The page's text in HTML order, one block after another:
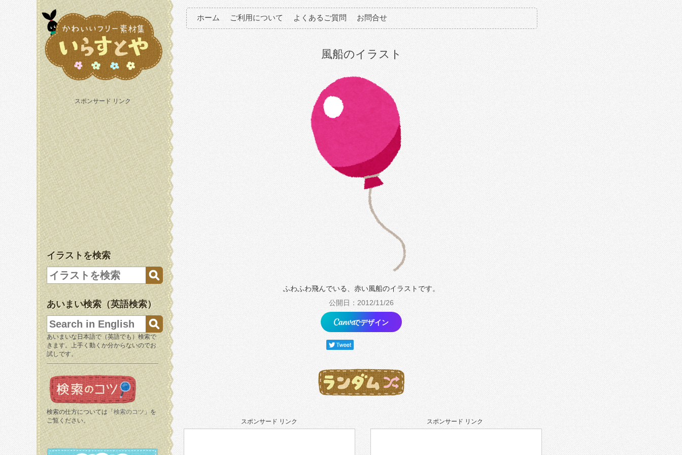
スポンサード リンク
イラストを検索
あいまい検索（英語検索）
あいまいな日本語で（英語でも）検索で
きます。上手く動くか分からないのでお
試しです。
検索の仕方については「 検索のコツ 」を
ご覧ください。
ホーム ご利用について よくあるご質問 お問合せ
風船のイラスト
ふわふわ飛んでいる、赤い風船のイラストです。
公開日：2012/11/26
でデザイン
スポンサード リンク スポンサード リンク